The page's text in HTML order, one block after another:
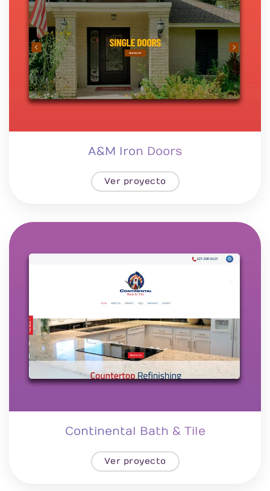
A&M Iron Doors
Ver proyecto
Continental Bath & Tile
Ver proyecto